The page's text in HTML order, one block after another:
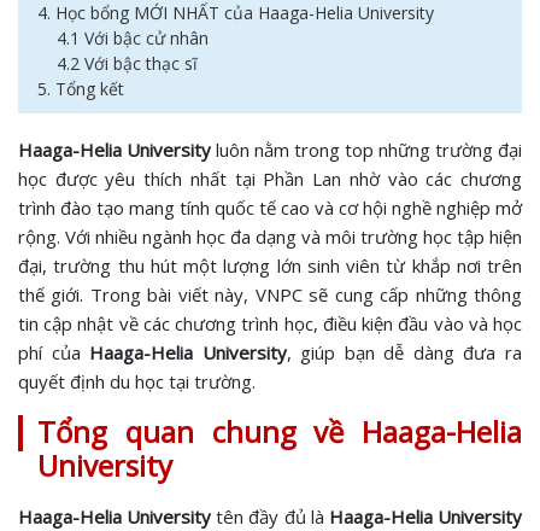
4. Học bổng MỚI NHẤT của Haaga-Helia University
4.1 Với bậc cử nhân
4.2 Với bậc thạc sĩ
5. Tổng kết
Haaga-Helia University luôn nằm trong top những trường đại
học được yêu thích nhất tại Phần Lan nhờ vào các chương
trình đào tạo mang tính quốc tế cao và cơ hội nghề nghiệp mở
rộng. Với nhiều ngành học đa dạng và môi trường học tập hiện
đại, trường thu hút một lượng lớn sinh viên từ khắp nơi trên
thế giới. Trong bài viết này, VNPC sẽ cung cấp những thông
tin cập nhật về các chương trình học, điều kiện đầu vào và học
phí của Haaga-Helia University, giúp bạn dễ dàng đưa ra
quyết định du học tại trường.
Tổng quan chung về Haaga-Helia
University
Haaga-Helia University tên đầy đủ là Haaga-Helia University